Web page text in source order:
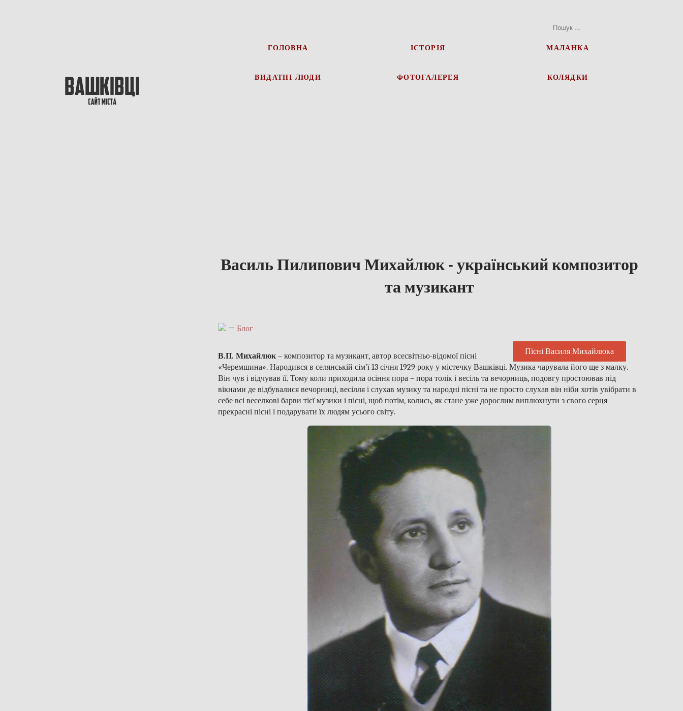
ГОЛОВНА ІСТОРІЯ МАЛАНКА
ВИДАТНІ ЛЮДИ ФОТОГАЛЕРЕЯ КОЛЯДКИ
Василь Пилипович Михайлюк - український композитор
та музикант
→Блог
Пісні Василя Михайлюка
В.П. Михайлюк – композитор та музикант, автор всесвітньо-відомої пісні
«Черемшина». Народився в селянській сім’ї 13 січня 1929 року у містечку Вашківці. Музика чарувала його ще з малку.
Він чув і відчував її. Тому коли приходила осіння пора – пора толік і весіль та вечорниць, подовгу простоював під
вікнами де відбувалися вечорниці, весілля і слухав музику та народні пісні та не просто слухав він ніби хотів увібрати в
себе всі веселкові барви тієї музики і пісні, щоб потім, колись, як стане уже дорослим виплюхнути з свого серця
прекрасні пісні і подарувати їх людям усього світу.